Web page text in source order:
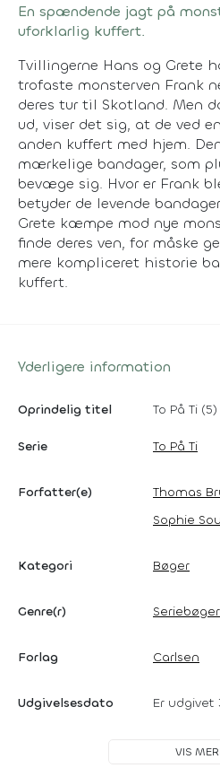
En spændende jagt på
uforklarlig kuffert.
Tvillingerne Hans og Grete
trofaste monsterven Frank
deres tur til Skotland. Men
ud, viser det sig, at de ved
anden kuffert med hjem.
mærkelige bandager, som
bevæge sig. Hvor er Frank
betyder de levende
Grete kæmpe mod nye
finde deres ven, for måske
mere kompliceret historie
kuffert.
Yderligere information
Oprindelig titel To På Ti
Serie To På Ti
Forfatter(e)
Thomas
Sophie
Kategori Bøger
Genre(r) Seriebøger
Forlag Carlsen
Udgivelsesdato Er udgivet
VIS